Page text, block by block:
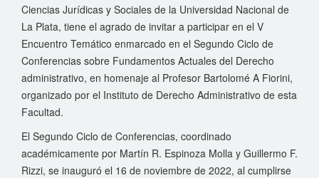
Ciencias Jurídicas y Sociales de la Universidad Nacional de
La Plata, tiene el agrado de invitar a participar en el V
Encuentro Temático enmarcado en el Segundo Ciclo de
Conferencias sobre Fundamentos Actuales del Derecho
administrativo, en homenaje al Profesor Bartolomé A Fiorini,
organizado por el Instituto de Derecho Administrativo de esta
Facultad.
El Segundo Ciclo de Conferencias, coordinado
académicamente por Martín R. Espinoza Molla y Guillermo F.
Rizzi, se inauguró el 16 de noviembre de 2022, al cumplirse